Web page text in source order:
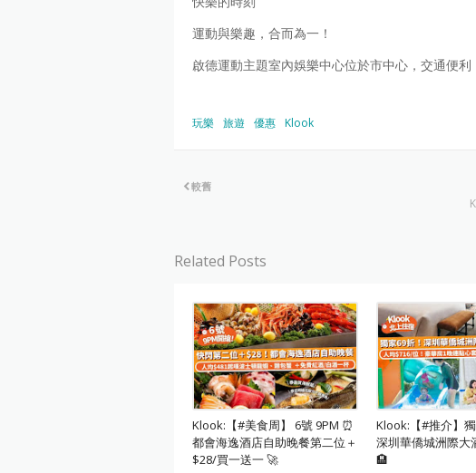
運動與樂趣，合而為一！
啟德運動主題室內娛樂中心位於市中心，交通便利
玩樂 旅遊 優惠 Klook
較舊
Related Posts
Klook:【#美食周】 6號 9PM ⏰
都會海逸酒店自助晚餐第二位＋
$28/買一送一 🚀
Klook:【#推介】獨
深圳華僑城洲際大
🏨